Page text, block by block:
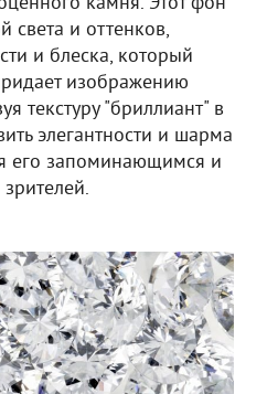
света и оттенков,
и блеска, который
изображению
текстуру "бриллиант" в
элегантности и шарма
его запоминающимся и